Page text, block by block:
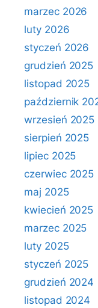
marzec 2026
luty 2026
styczeń 2026
grudzień 2025
listopad 2025
październik
wrzesień 2025
sierpień 2025
lipiec 2025
czerwiec 2025
maj 2025
kwiecień 2025
marzec 2025
luty 2025
styczeń 2025
grudzień 2024
listopad 2024